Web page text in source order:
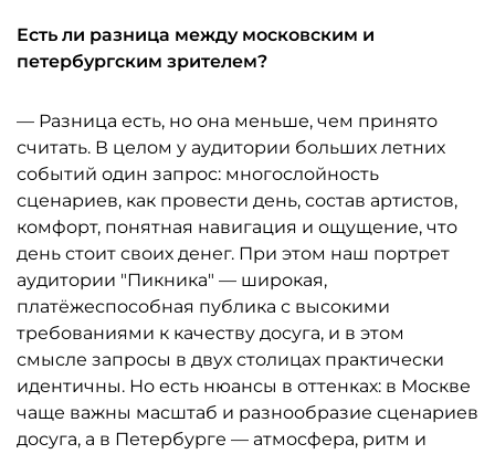
Есть ли разница между московским и
петербургским зрителем?
— Разница есть, но она меньше, чем принято
считать. В целом у аудитории больших летних
событий один запрос: многослойность
сценариев, как провести день, состав артистов,
комфорт, понятная навигация и ощущение, что
день стоит своих денег. При этом наш портрет
аудитории "Пикника" — широкая,
платёжеспособная публика с высокими
требованиями к качеству досуга, и в этом
смысле запросы в двух столицах практически
идентичны. Но есть нюансы в оттенках: в Москве
чаще важны масштаб и разнообразие сценариев
досуга, а в Петербурге — атмосфера, ритм и